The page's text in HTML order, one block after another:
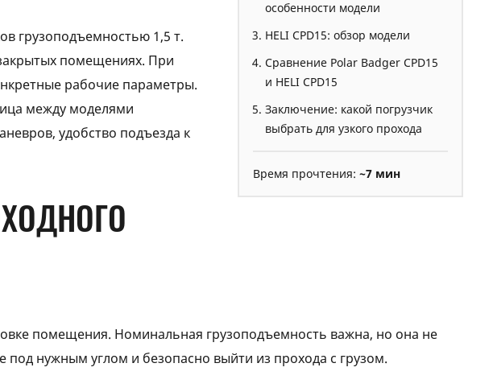
особенности модели
HELI CPD15: обзор модели
Сравнение Polar Badger CPD15
и HELI CPD15
Заключение: какой погрузчик
выбрать для узкого прохода
Время прочтения: ~7 мин
грузоподъемностью 1,5 т.
помещениях. При
рабочие параметры.
между моделями
удобство подъезда к
помещения. Номинальная грузоподъемность важна, но она не
под нужным углом и безопасно выйти из прохода с грузом.